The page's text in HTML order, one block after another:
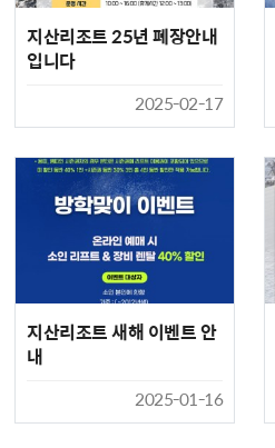
지산리조트 25년 폐장안내
입니다
2025-02-17
지산리조트 새해 이벤트 안
내
2025-01-16